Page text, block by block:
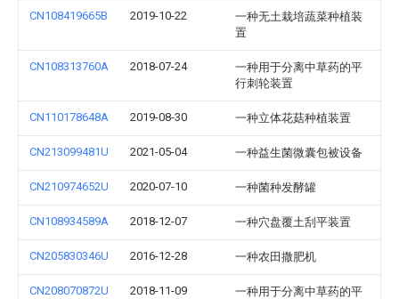
CN108419665B 2019-10-22
一种无土栽培蔬菜种植装
置
CN108313760A 2018-07-24
一种用于分离中草药的平
行刺轮装置
CN110178648A 2019-08-30 一种立体花菇种植装置
CN213099481U 2021-05-04 一种益生菌微囊包被设备
CN210974652U 2020-07-10 一种菌种发酵罐
CN108934589A 2018-12-07 一种穴盘覆土刮平装置
CN205830346U 2016-12-28 一种农田撒肥机
CN208070872U 2018-11-09
一种用于分离中草药的平